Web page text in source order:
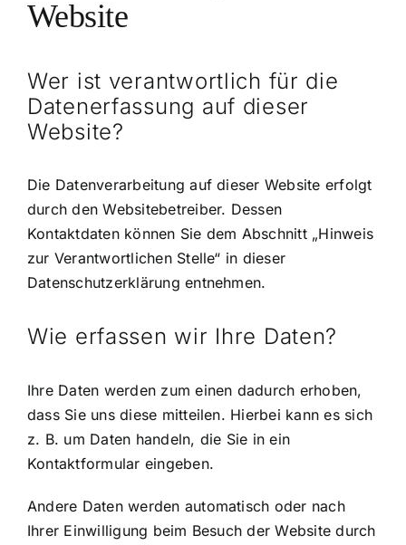
Website
Wer ist verantwortlich für die
Datenerfassung auf dieser
Website?
Die Datenverarbeitung auf dieser Website erfolgt
durch den Websitebetreiber. Dessen
Kontaktdaten können Sie dem Abschnitt „Hinweis
zur Verantwortlichen Stelle“ in dieser
Datenschutzerklärung entnehmen.
Wie erfassen wir Ihre Daten?
Ihre Daten werden zum einen dadurch erhoben,
dass Sie uns diese mitteilen. Hierbei kann es sich
z. B. um Daten handeln, die Sie in ein
Kontaktformular eingeben.
Andere Daten werden automatisch oder nach
Ihrer Einwilligung beim Besuch der Website durch